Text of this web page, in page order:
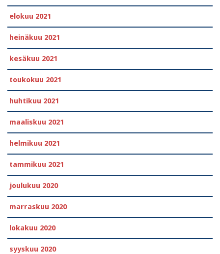
elokuu 2021
heinäkuu 2021
kesäkuu 2021
toukokuu 2021
huhtikuu 2021
maaliskuu 2021
helmikuu 2021
tammikuu 2021
joulukuu 2020
marraskuu 2020
lokakuu 2020
syyskuu 2020